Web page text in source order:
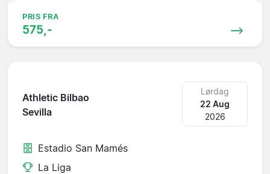
PRIS FRA
575,-
Athletic Bilbao
Sevilla
Lørdag
22 Aug
2026
Estadio San Mamés
La Liga